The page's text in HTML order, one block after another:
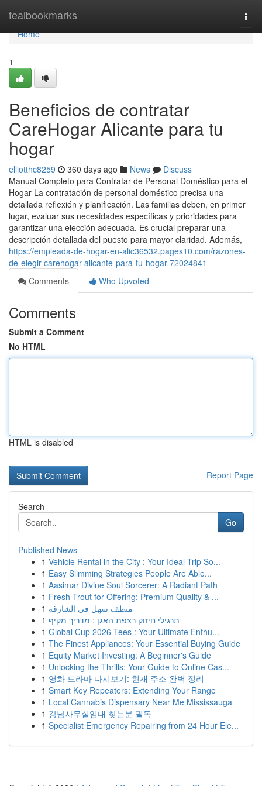
tealbookmarks
Home
Home
1
Beneficios de contratar
CareHogar Alicante para tu
hogar
elliotthc8259 360 days ago News
Discuss
Manual Completo para Contratar de Personal Doméstico para el
Hogar La contratación de personal doméstico precisa una
detallada reflexión y planificación. Las familias deben, en primer
lugar, evaluar sus necesidades específicas y prioridades para
garantizar una elección adecuada. Es crucial preparar una
descripción detallada del puesto para mayor claridad. Además,
https://empleada-de-hogar-en-alic36532.pages10.com/razones-
de-elegir-carehogar-alicante-para-tu-hogar-72024841
Comments
Who Upvoted
Comments
Submit a Comment
No HTML
HTML is disabled
Report Page
Search
Go
Published News
1 Vehicle Rental in the City : Your Ideal Trip So...
1 Easy Slimming Strategies People Are Able...
1 Aasimar Divine Soul Sorcerer: A Radiant Path
1 Fresh Trout for Offering: Premium Quality & ...
1 منظف سهل في الشارقة
1 תרגילי חיזוק רצפת האגן : מדריך מקיף
1 Global Cup 2026 Tees : Your Ultimate Enthu...
1 The Finest Appliances: Your Essential Buying Guide
1 Equity Market Investing: A Beginner's Guide
1 Unlocking the Thrills: Your Guide to Online Cas...
1 영화 드라마 다시보기: 현재 주소 완벽 정리
1 Smart Key Repeaters: Extending Your Range
1 Local Cannabis Dispensary Near Me Mississauga
1 강남사무실임대 찾는분 필독
1 Specialist Emergency Repairing from 24 Hour Ele...